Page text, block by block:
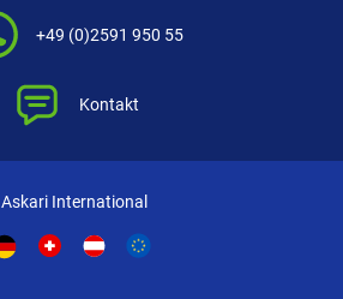
+49 (0)2591 950 55
Kontakt
Askari International